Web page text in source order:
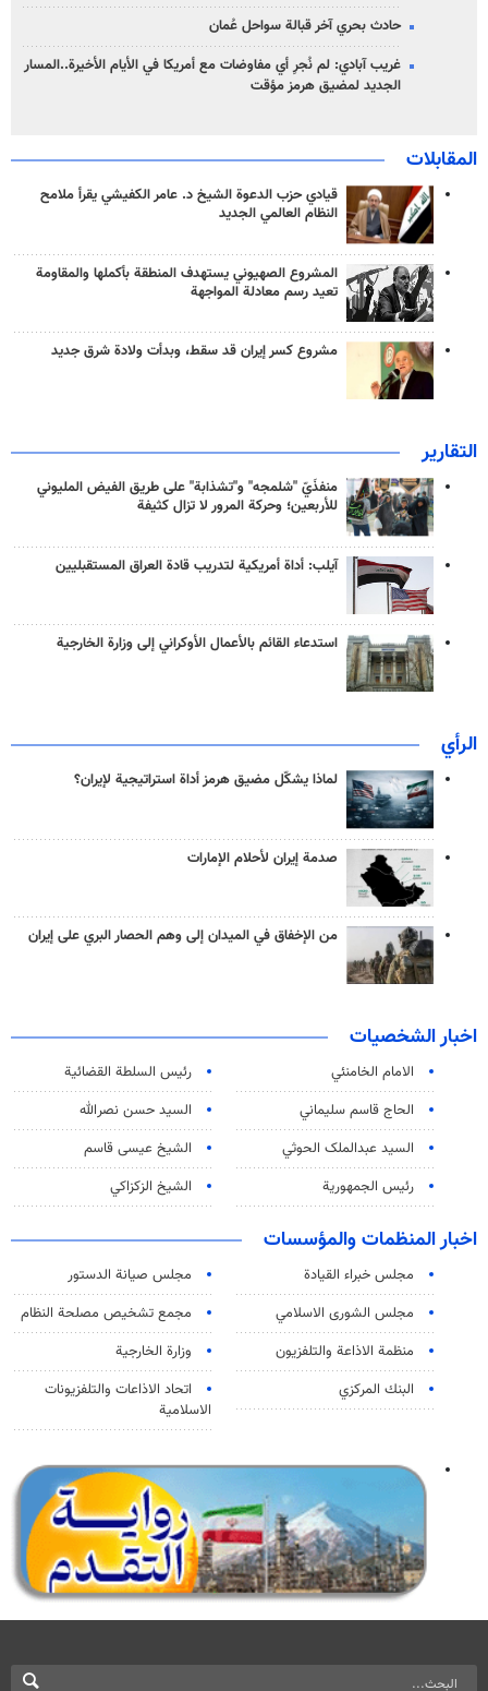
حادث بحري آخر قبالة سواحل عُمان
غريب آبادي: لم نُجرِ أي مفاوضات مع أمريكا في الأيام الأخيرة..المسار
الجديد لمضيق هرمز مؤقت
المقابلات
قيادي حزب الدعوة الشيخ د. عامر الكفيشي يقرأ ملامح
النظام العالمي الجديد
المشروع الصهيوني يستهدف المنطقة بأكملها والمقاومة
تعيد رسم معادلة المواجهة
مشروع كسر إيران قد سقط، وبدأت ولادة شرق جديد
التقارير
منفذَيّ "شلمجه" و"تشذابة" على طريق الفيض المليوني
للأربعين؛ وحركة المرور لا تزال كثيفة
آيلب: أداة أمريكية لتدريب قادة العراق المستقبليين
استدعاء القائم بالأعمال الأوكراني إلى وزارة الخارجية
الرأي
لماذا يشكّل مضيق هرمز أداة استراتيجية لإيران؟
صدمة إيران لأحلام الإمارات
من الإخفاق في الميدان إلى وهم الحصار البري على إيران
اخبار الشخصيات
الامام الخامنئي
رئیس السلطة القضائیة
الحاج قاسم سليماني
السيد حسن نصرالله
السید عبدالملک الحوثي
الشيخ عيسى قاسم
رئيس الجمهورية
الشيخ الزكزاكي
اخبار المنظمات والمؤسسات
مجلس خبراء القيادة
مجلس صيانة الدستور
مجلس الشورى الاسلامي
مجمع تشخيص مصلحة النظام
منظمة الاذاعة والتلفزیون
وزارة الخارجية
البنك المركزي
اتحاد الاذاعات والتلفزيونات
الاسلامية